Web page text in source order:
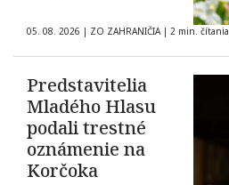
05. 08. 2026 | ZO ZAHRANIČIA | 2 min. čítania
Predstavitelia
Mladého Hlasu
podali trestné
oznámenie na
Korčoka